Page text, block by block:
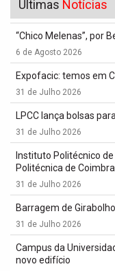
Últimas Notícias
“Chico Melenas”, por
6 de Agosto 2026
Expofacic: temos em
31 de Julho 2026
LPCC lança bolsas
31 de Julho 2026
Instituto Politécnico
Politécnica de Coimbra
31 de Julho 2026
Barragem de
31 de Julho 2026
Campus da
novo edifício